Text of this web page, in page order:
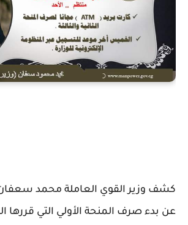
كشف وزير القوي العاملة محمد سعفان،
عن بدء صرف المنحة الأولي التي قررها